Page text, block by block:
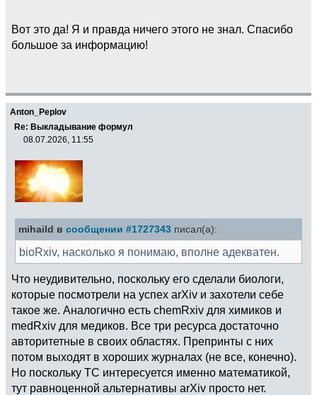
Вот это да! Я и правда ничего этого не знал. Спасибо
большое за информацию!
Anton_Peplov
Re: Выкладывание формул
08.07.2026, 11:55
mihaild в сообщении #1727343 писал(а):
bioRxiv, насколько я понимаю, вполне адекватен.
Что неудивительно, поскольку его сделали биологи,
которые посмотрели на успех arXiv и захотели себе
такое же. Аналогично есть chemRxiv для химиков и
medRxiv для медиков. Все три ресурса достаточно
авторитетные в своих областях. Препринты с них
потом выходят в хороших журналах (не все, конечно).
Но поскольку ТС интересуется именно математикой,
тут равноценной альтернативы arXiv просто нет.